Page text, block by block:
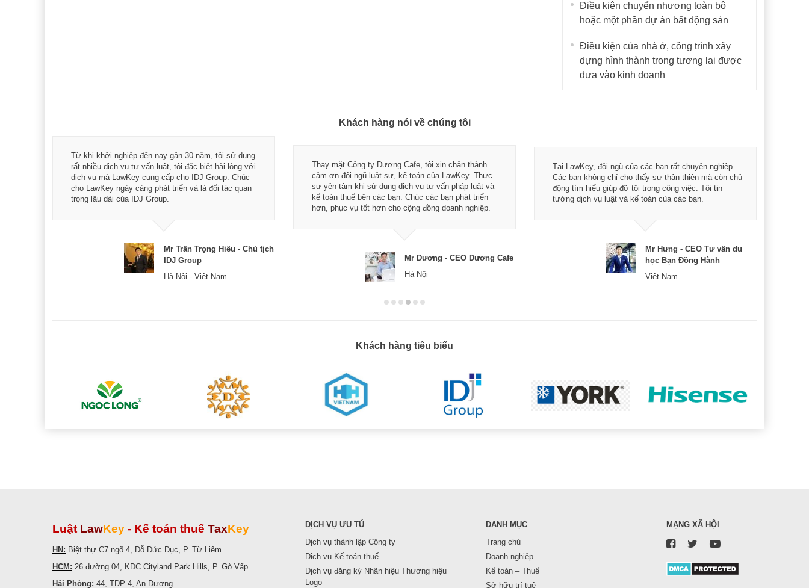
Điều kiện chuyển nhượng toàn bộ
hoặc một phần dự án bất động sản
Điều kiện của nhà ở, công trình xây
dựng hình thành trong tương lai được
đưa vào kinh doanh
Khách hàng nói về chúng tôi
Từ khi khởi nghiệp đến nay gần 30 năm, tôi sử dụng
rất nhiều dịch vụ tư vấn luật, tôi đặc biệt hài lòng với
dịch vụ mà LawKey cung cấp cho IDJ Group. Chúc
cho LawKey ngày càng phát triển và là đối tác quan
trọng lâu dài của IDJ Group.
Mr Trần Trọng Hiếu - Chủ tịch
IDJ Group
Hà Nội - Việt Nam
Thay mặt Công ty Dương Cafe, tôi xin chân thành
cảm ơn đội ngũ luật sư, kế toán của LawKey. Thực
sự yên tâm khi sử dụng dịch vụ tư vấn pháp luật và
kế toán thuế bên các bạn. Chúc các bạn phát triển
hơn, phục vụ tốt hơn cho cộng đồng doanh nghiệp.
Mr Dương - CEO Dương Cafe
Hà Nội
Tại LawKey, đội ngũ của các bạn rất chuyên nghiệp.
Các bạn không chỉ cho thấy sự thân thiện mà còn chủ
động tìm hiểu giúp đỡ tôi trong công việc. Tôi tin
tưởng dịch vụ luật và kế toán của các bạn.
Mr Hưng - CEO Tư vấn du
học Bạn Đồng Hành
Việt Nam
Khách hàng tiêu biểu
Luật LawKey - Kế toán thuế TaxKey
HN: Biệt thự C7 ngõ 4, Đỗ Đức Dục, P. Từ Liêm
HCM: 26 đường 04, KDC Cityland Park Hills, P. Gò Vấp
Hải Phòng: 44, TDP 4, An Dương
DỊCH VỤ ƯU TÚ
Dịch vụ thành lập Công ty
Dịch vụ Kế toán thuế
Dịch vụ đăng ký Nhãn hiệu Thương hiệu
Logo
DANH MỤC
Trang chủ
Doanh nghiệp
Kế toán – Thuế
Sở hữu trí tuệ
MẠNG XÃ HỘI